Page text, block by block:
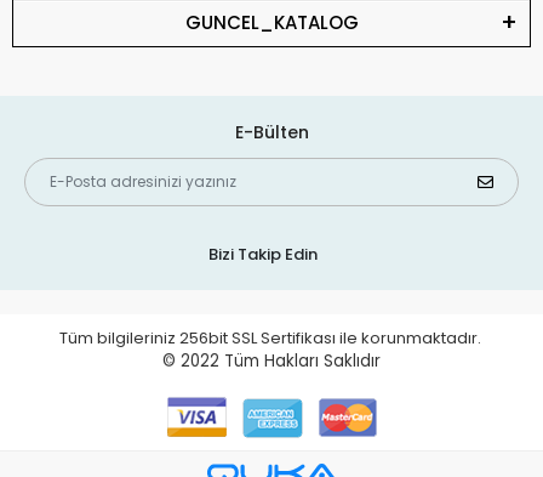
GUNCEL_KATALOG
E-Bülten
Bizi Takip Edin
Tüm bilgileriniz 256bit SSL Sertifikası ile korunmaktadır.
© 2022 Tüm Hakları Saklıdır